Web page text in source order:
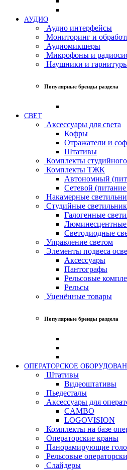
АУДИО
Аудио интерфейсы
Мониторинг и
Аудиомикшеры
Микрофоны и
Наушники и
Популярные бренды раздела
СВЕТ
Аксессуары для света
Кофры
Отражатели и
Штативы
Комплекты
Комплекты ТЖК
Автономный
Сетевой (питание
Накамерные
Студийные
Галогенные
Люминесцентные
Светодиодные
Управление светом
Элементы подвеса
Аксессуары
Пантографы
Рельсовые
Рельсы
Уценённые товары
Популярные бренды раздела
ОПЕРАТОРСКОЕ
Штативы
Видеоштативы
Пьедесталы
Аксессуары для
CAMBO
LOGOVISION
Комплекты на базе
Операторские краны
Панорамирующие
Рельсовые
Слайдеры